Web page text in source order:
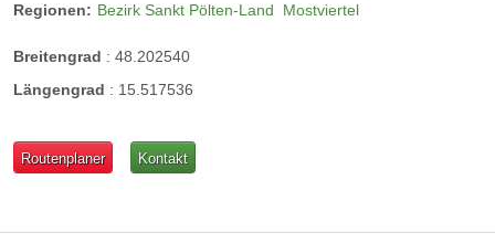
Regionen: Bezirk Sankt Pölten-Land Mostviertel
Breitengrad : 48.202540
Längengrad : 15.517536
Routenplaner Kontakt